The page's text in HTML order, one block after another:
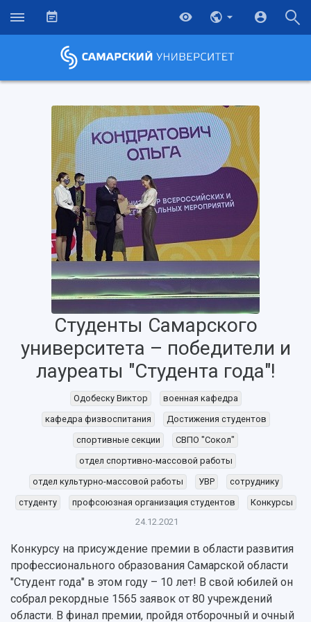
НАЗАД
Об университете
Рейтинги
Руководство
Наблюдательный совет
Новости
Объявления
События
СМИ об университете
Образование
Почему я выбираю Самарский университет?
Бакалавриат и специалитет
Магистратура
Аспирантура
Формы обучения
Научно-исследовательская деятельность
Основные научные направления
Научные школы и ведущие научные коллективы
Диссертационные советы
Подготовка научных кадров
Конкурс на замещение должностей научных
работников
Студенты Самарского
университета – победители и
лауреаты "Студента года"!
Одобеску Виктор
военная кафедра
кафедра физвоспитания
Достижения студентов
спортивные секции
СВПО "Сокол"
отдел спортивно-массовой работы
отдел культурно-массовой работы
УВР
сотруднику
студенту
профсоюзная организация студентов
Конкурсы
24.12.2021
Конкурсу на присуждение премии в области развития
профессионального образования Самарской области
"Студент года" в этом году – 10 лет! В свой юбилей он
собрал рекордные 1565 заявок от 80 учреждений
области. В финал премии, пройдя отборочный и очный